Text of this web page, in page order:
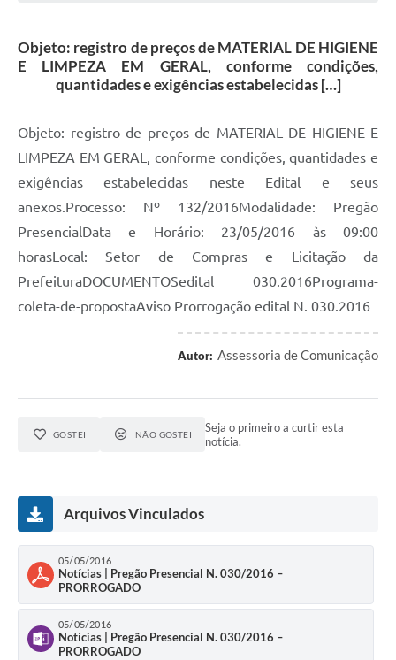
Objeto: registro de preços de MATERIAL DE HIGIENE
E LIMPEZA EM GERAL, conforme condições,
quantidades e exigências estabelecidas […]
Objeto: registro de preços de MATERIAL DE HIGIENE E
LIMPEZA EM GERAL, conforme condições, quantidades e
exigências estabelecidas neste Edital e seus
anexos.Processo: Nº 132/2016Modalidade: Pregão
PresencialData e Horário: 23/05/2016 às 09:00
horasLocal: Setor de Compras e Licitação da
PrefeituraDOCUMENTOSedital 030.2016Programa-
coleta-de-propostaAviso Prorrogação edital N. 030.2016
Autor: Assessoria de Comunicação
GOSTEI NÃO GOSTEI
Seja o primeiro a curtir esta
notícia.
Arquivos Vinculados
05/05/2016
Notícias | Pregão Presencial N. 030/2016 –
PRORROGADO
05/05/2016
Notícias | Pregão Presencial N. 030/2016 –
PRORROGADO